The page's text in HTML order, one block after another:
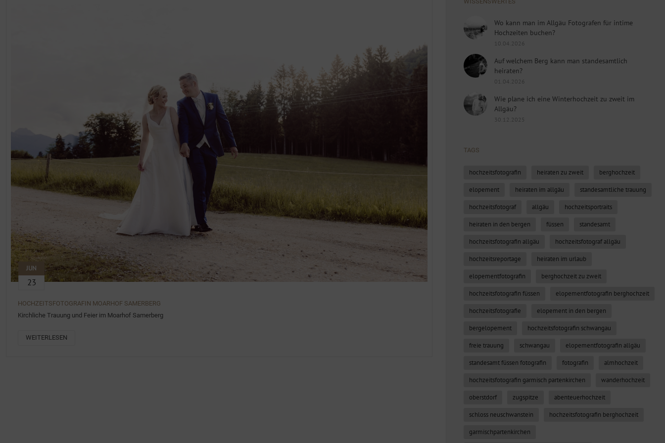
JUN
23
HOCHZEITSFOTOGRAFIN MOARHOF SAMERBERG
Kirchliche Trauung und Feier im Moarhof Samerberg
WEITERLESEN
Wo kann man im Allgäu Fotografen für intime
Hochzeiten buchen?
10.04.2026
Auf welchem Berg kann man standesamtlich
heiraten?
01.04.2026
Wie plane ich eine Winterhochzeit zu zweit im
Allgäu?
30.12.2025
TAGS
hochzeitsfotografin heiraten zu zweit berghochzeit
elopement heiraten im allgäu standesamtliche trauung
hochzeitsfotograf allgäu hochzeitsportraits
heiraten in den bergen füssen standesamt
hochzeitsfotografin allgäu hochzeitsfotograf allgäu
hochzeitsreportage heiraten im urlaub
elopementfotografin berghochzeit zu zweit
hochzeitsfotografin füssen elopementfotografin berghochzeit
hochzeitsfotografie elopement in den bergen
bergelopement hochzeitsfotografin schwangau
freie trauung schwangau elopementfotografin allgäu
standesamt füssen fotografin fotografin almhochzeit
hochzeitsfotografin garmisch partenkirchen wanderhochzeit
oberstdorf zugspitze abenteuerhochzeit
schloss neuschwanstein hochzeitsfotografin berghochzeit
garmischpartenkirchen